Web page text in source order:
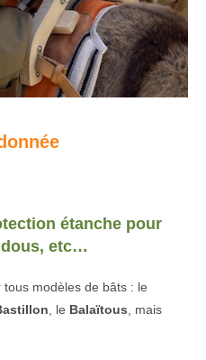
étanche pour
etc…
tous modèles de bâts : le
, le Balaïtous , mais